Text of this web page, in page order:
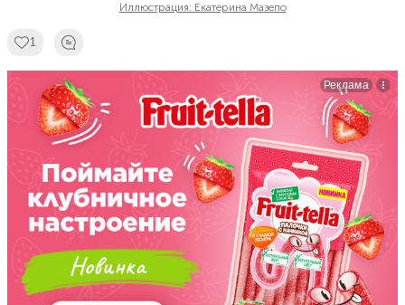
Иллюстрация: Екатерина Мазепо
1